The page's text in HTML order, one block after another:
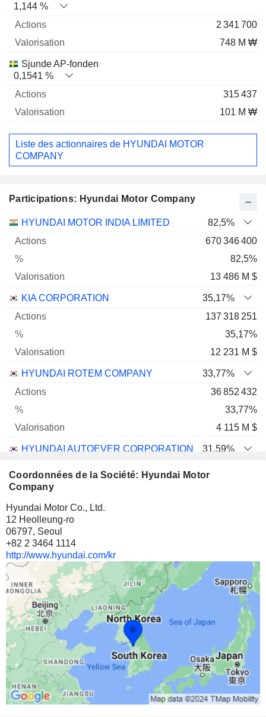
1,144 %
2 341 700
748 M ₩
Sjunde AP-fonden
0,1541 %
315 437
101 M ₩
Liste des actionnaires de HYUNDAI MOTOR
COMPANY
Participations: Hyundai Motor Company
Nom Actions % Valorisation
HYUNDAI MOTOR INDIA LIMITED
82,5%
670 346 400
82,5%
13 486 M $
KIA CORPORATION
35,17%
137 318 251
35,17%
12 231 M $
HYUNDAI ROTEM COMPANY
33,77%
36 852 432
33,77%
4 115 M $
HYUNDAI AUTOEVER CORPORATION
31,59%
HYUNDAI ENGINEERING & CONSTRUCTION CO.,LTD.
20,95%
1 719 M $
HYUNDAI MOTOR COMPANY
2 341 700
1,14%
748 M $
HYUNDAI GLOVIS CO., LTD.
4,88%
3 661 878
Coordonnées de la Société: Hyundai Motor
Company
Hyundai Motor Co., Ltd.
12 Heolleung-ro
06797, Seoul
+82 2 3464 1114
http://www.hyundai.com/kr